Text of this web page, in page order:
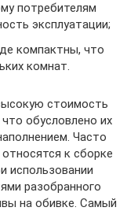
потребителям
эксплуатации;
компактны, что
комнат.
стоимость
обусловлено их
Часто
к сборке
использовании
разобранного
на обивке. Самый